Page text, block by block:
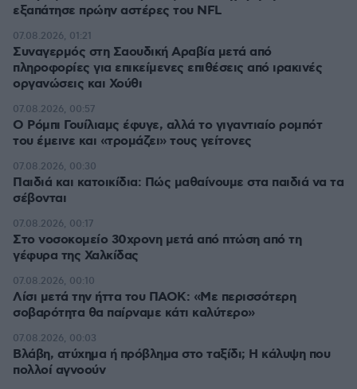
εξαπάτησε πρώην αστέρες του NFL
Συναγερμός στη Σαουδική Αραβία μετά από
πληροφορίες για επικείμενες επιθέσεις από ιρακινές
οργανώσεις και Χούθι
07.08.2026, 01:21
Ο Ρόμπι Γουίλιαμς έφυγε, αλλά το γιγαντιαίο ρομπότ
του έμεινε και «τρομάζει» τους γείτονες
07.08.2026, 00:57
Παιδιά και κατοικίδια: Πώς μαθαίνουμε στα παιδιά να τα
σέβονται
07.08.2026, 00:30
Στο νοσοκομείο 30χρονη μετά από πτώση από τη
γέφυρα της Χαλκίδας
07.08.2026, 00:17
Λίσι μετά την ήττα του ΠΑΟΚ: «Με περισσότερη
σοβαρότητα θα παίρναμε κάτι καλύτερο»
07.08.2026, 00:10
Βλάβη, ατύχημα ή πρόβλημα στο ταξίδι; Η κάλυψη που
πολλοί αγνοούν
07.08.2026, 00:03